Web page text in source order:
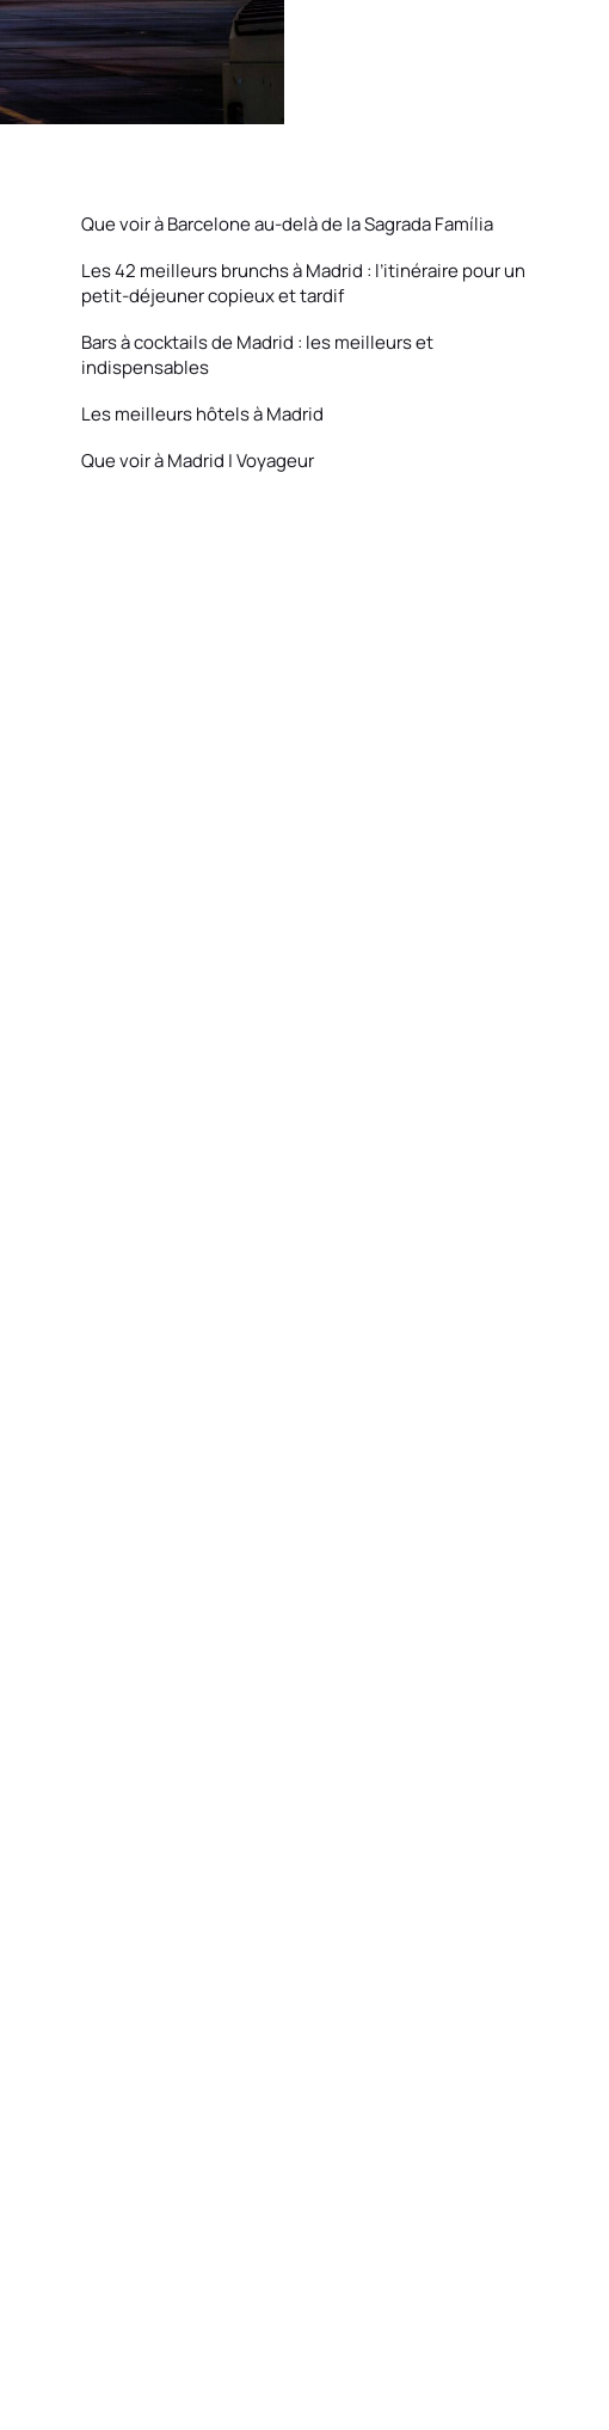
Que voir à Barcelone au-delà de la Sagrada Família
Les 42 meilleurs brunchs à Madrid : l’itinéraire pour un
petit-déjeuner copieux et tardif
Bars à cocktails de Madrid : les meilleurs et
indispensables
Les meilleurs hôtels à Madrid
Que voir à Madrid | Voyageur